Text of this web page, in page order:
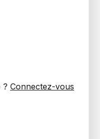
? Connectez-vous